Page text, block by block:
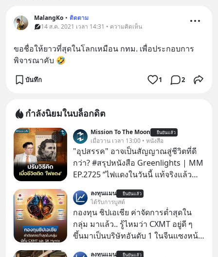
MalangKo • ติดตาม
14 ส.ค. 2021 เวลา 14:31 • ความคิดเห็น
ขอชื่อให้ยาวที่สุดในโลกเหมือน กทม. เพื่อประกอบการ
พิจารณาคับ 🤣
บันทึก 1 2
กำลังนิยมในบล็อกดิต
Mission To The Moon ยืนยันแล้ว
เมื่อวาน เวลา 13:00 • หนังสือ
"อุปสรรค" อาจเป็นสัญญาณสู่ชีวิตที่ดี
กว่า? #สรุปหนังสือ Greenlights | MM
EP.2725 “ไฟแดงในวันนี้ แท้จริงแล้ว
เปลี่ยนสี” McConaughey ดาราดาวรุ่ง
ในยุคหนึ่ง เคยปฏิเสธเงินค่าตัวหนังรอม
คอมที่สูงถึง 14.5 ล้านดอลลาร์ (หรือ
ราว 500 ล้านบาท) เพียงเพราะเขาไม่
ลงทุนแมน ยืนยันแล้ว
ได้รับการบูสต์
กองทุน ชิปเอเชีย ค่าจัดการต่ำสุดใน
กลุ่ม มาแล้ว.. รู้ไหมว่า CXMT อยู่ดี ๆ
ขึ้นมาเป็นบริษัทอันดับ 1 ในจีนแซงหน้า
ลงทุนแมน ยืนยันแล้ว